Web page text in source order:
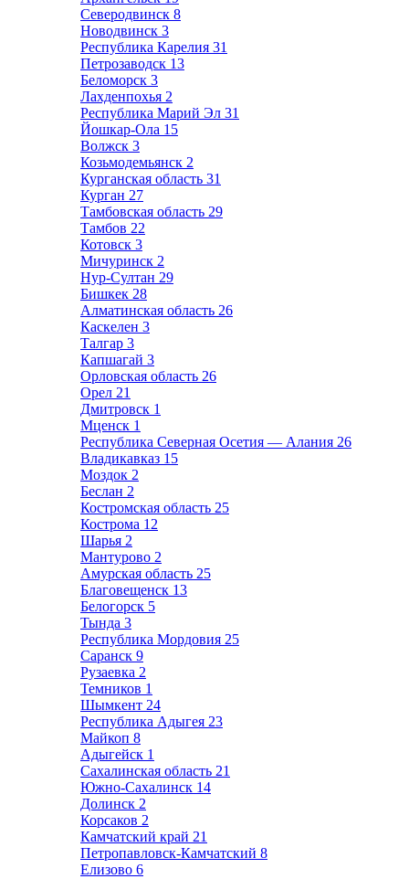
Северодвинск 8
Новодвинск 3
Республика Карелия 31
Петрозаводск 13
Беломорск 3
Лахденпохья 2
Республика Марий Эл 31
Йошкар-Ола 15
Волжск 3
Козьмодемьянск 2
Курганская область 31
Курган 27
Тамбовская область 29
Тамбов 22
Котовск 3
Мичуринск 2
Нур-Султан 29
Бишкек 28
Алматинская область 26
Каскелен 3
Талгар 3
Капшагай 3
Орловская область 26
Орел 21
Дмитровск 1
Мценск 1
Республика Северная Осетия — Алания 26
Владикавказ 15
Моздок 2
Беслан 2
Костромская область 25
Кострома 12
Шарья 2
Мантурово 2
Амурская область 25
Благовещенск 13
Белогорск 5
Тында 3
Республика Мордовия 25
Саранск 9
Рузаевка 2
Темников 1
Шымкент 24
Республика Адыгея 23
Майкоп 8
Адыгейск 1
Сахалинская область 21
Южно-Сахалинск 14
Долинск 2
Корсаков 2
Камчатский край 21
Петропавловск-Камчатский 8
Елизово 6